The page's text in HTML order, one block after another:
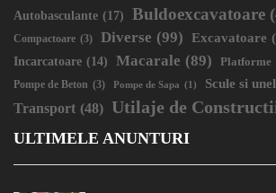
Autobasculante (17) Buldoexcavatoare
Compactoare (3) Diverse (99) Excavatoare
Incarcatoare (14) Macarale (89) Platforme
Pompe de Beton (3) Pompe de Sapa (1) Scule si
Transport (48) Utilaje de
ULTIMELE ANUNTURI